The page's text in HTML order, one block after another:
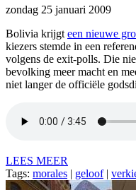
zondag 25 januari 2009
Bolivia krijgt een nieuwe
kiezers stemde in een
volgens de exit-polls. Die
bevolking meer macht en
niet langer de officiële
LEES MEER
Tags: morales | geloof|